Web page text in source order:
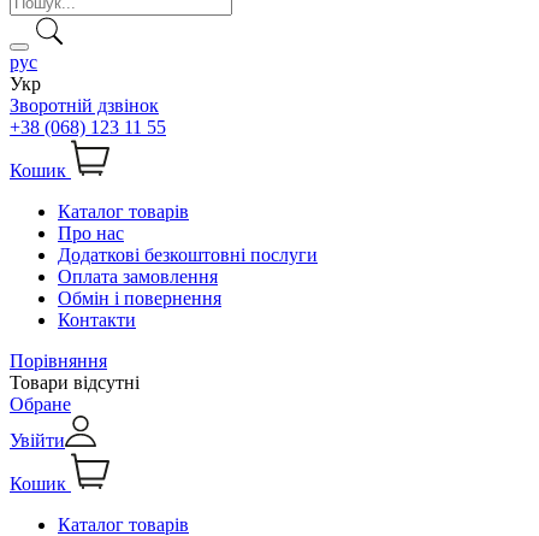
рус
Укр
Зворотній дзвінок
+38 (068) 123 11 55
Кошик
Каталог товарів
Про нас
Додаткові безкоштовні послуги
Оплата замовлення
Обмін і повернення
Контакти
Порівняння
Товари відсутні
Обране
Увійти
Кошик
Каталог товарів